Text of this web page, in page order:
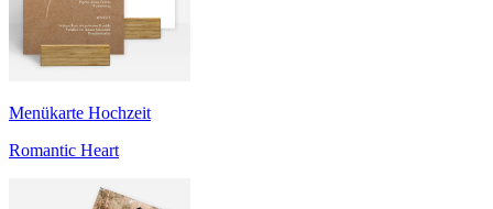
Menükarte Hochzeit
Romantic Heart